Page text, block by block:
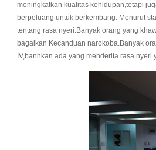
meningkatkan kualitas kehidupan,tetapi
berpeluang untuk berkembang. Menurut
tentang rasa nyeri.Banyak orang yang
bagaikan Kecanduan narokoba.Banyak
IV,banhkan ada yang menderita rasa